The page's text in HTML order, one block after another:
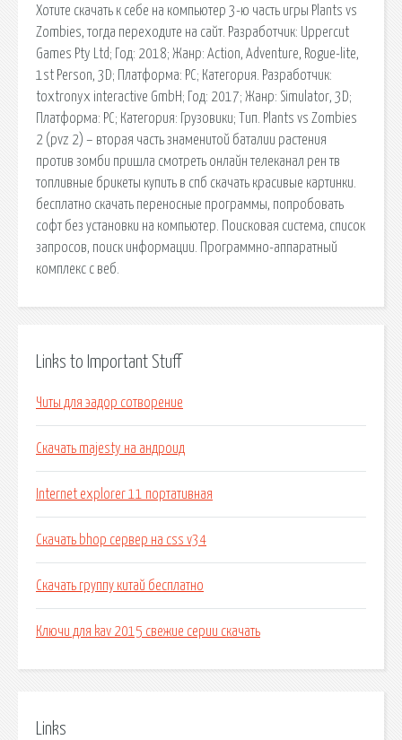
Хотите скачать к себе на компьютер 3-ю часть игры Plants vs
Zombies, тогда переходите на сайт. Разработчик: Uppercut
Games Pty Ltd; Год: 2018; Жанр: Action, Adventure, Rogue-lite,
1st Person, 3D; Платформа: PC; Категория. Разработчик:
toxtronyx interactive GmbH; Год: 2017; Жанр: Simulator, 3D;
Платформа: PC; Категория: Грузовики; Тип. Plants vs Zombies
2 (pvz 2) – вторая часть знаменитой баталии растения
против зомби пришла смотреть онлайн телеканал рен тв
топливные брикеты купить в спб скачать красивые картинки.
бесплатно скачать переносные программы, попробовать
софт без установки на компьютер. Поисковая сиcтема, список
запросов, поиск информации. Программно-аппаратный
комплекс с веб.
Links to Important Stuff
Читы для эадор сотворение
Скачать majesty на андроид
Internet explorer 11 портативная
Скачать bhop сервер на css v34
Скачать группу китай бесплатно
Ключи для kav 2015 свежие серии скачать
Links